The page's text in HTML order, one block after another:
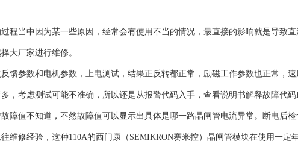
程当中因为某一些原因，经常会有使用不当的情况，最直接的影响就是导致直
大厂家进行维修。
馈参数和电机参数，上电测试，结果正反转都正常，励磁工作参数也正常，
，考虑测试可能不准确，所以还是从报警代码入手，查看说明书解释故障代码
障值不知道，不然故障值可以显示出具体是哪一路晶闸管电流异常。断电后
维修经验，这种110A的西门康（SEMIKRON赛米控）晶闸管模块在使用一定